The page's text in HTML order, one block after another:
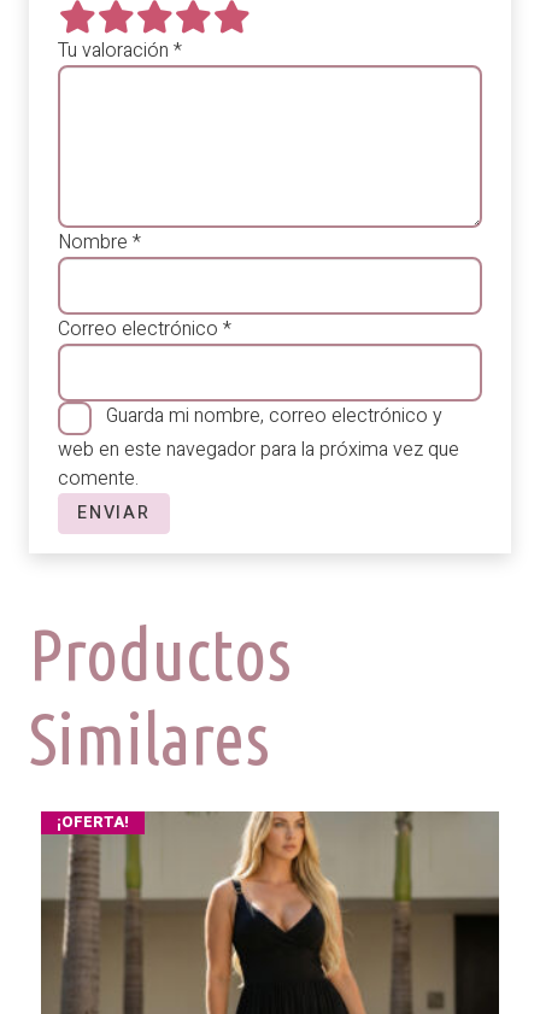
Tu valoración *
Nombre *
Correo electrónico *
Guarda mi nombre, correo electrónico y
web en este navegador para la próxima vez que
comente.
Productos
Similares
¡OFERTA!